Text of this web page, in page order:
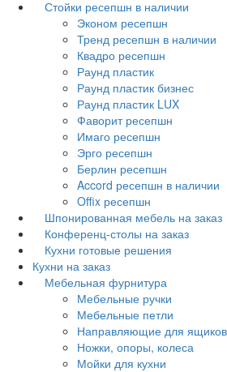
Стойки ресепшн в наличии
Эконом ресепшн
Тренд ресепшн в наличии
Квадро ресепшн
Раунд пластик
Раунд пластик бизнес
Раунд пластик LUX
Фаворит ресепшн
Имаго ресепшн
Эрго ресепшн
Берлин ресепшн
Accord ресепшн в наличии
Offix ресепшн
Шпонированная мебель на заказ
Конференц-столы на заказ
Кухни готовые решения
Кухни на заказ
Мебельная фурнитура
Мебельные ручки
Мебельные петли
Направляющие для ящиков
Ножки, опоры, колеса
Мойки для кухни